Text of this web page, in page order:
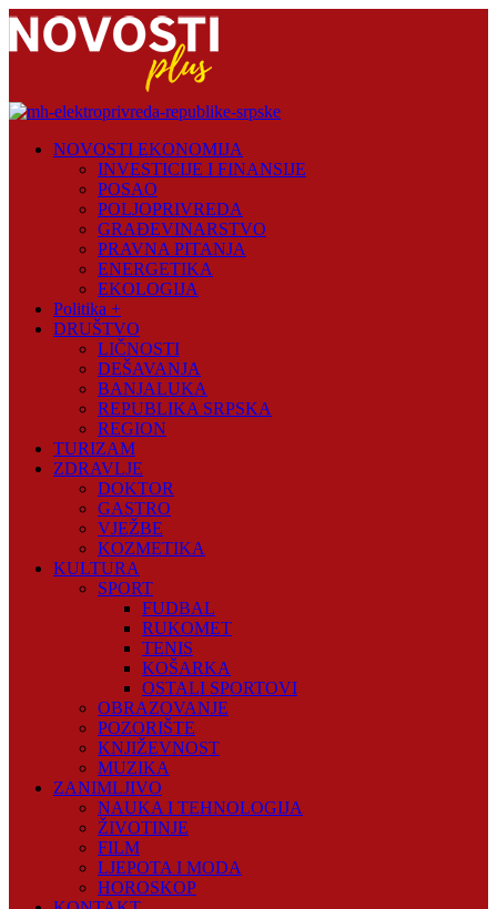
Skip
to
content
Plus
NOVOSTI EKONOMIJA
INVESTICIJE I FINANSIJE
POSAO
POLJOPRIVREDA
GRAĐEVINARSTVO
PRAVNA PITANJA
ENERGETIKA
EKOLOGIJA
Politika +
DRUŠTVO
LIČNOSTI
DEŠAVANJA
BANJALUKA
REPUBLIKA SRPSKA
REGION
TURIZAM
ZDRAVLJE
DOKTOR
GASTRO
VJEŽBE
KOZMETIKA
KULTURA
SPORT
FUDBAL
RUKOMET
TENIS
KOŠARKA
OSTALI SPORTOVI
OBRAZOVANJE
POZORIŠTE
KNJIŽEVNOST
MUZIKA
ZANIMLJIVO
NAUKA I TEHNOLOGIJA
ŽIVOTINJE
FILM
LJEPOTA I MODA
HOROSKOP